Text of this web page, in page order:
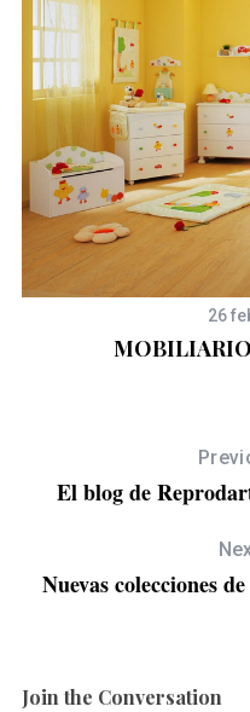
26
El blog de
Nuevas colecciones
Join the Conversation